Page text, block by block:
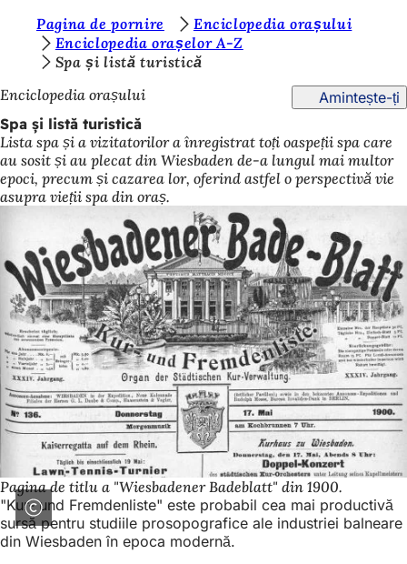
Salt la conținut
n
t
e
ț
i
i
c
:
Pagina de pornire
Enciclopedia orașului
Enciclopedia orașelor A-Z
Spa și listă turistică
Enciclopedia orașului
Amintește-ți
Spa și listă turistică
Lista spa și a vizitatorilor a înregistrat toți oaspeții spa care
au sosit și au plecat din Wiesbaden de-a lungul mai multor
epoci, precum și cazarea lor, oferind astfel o perspectivă vie
asupra vieții spa din oraș.
Pagina de titlu a "Wiesbadener Badeblatt" din 1900.
"Kur- und Fremdenliste" este probabil cea mai productivă
sursă pentru studiile prosopografice ale industriei balneare
din Wiesbaden în epoca modernă.